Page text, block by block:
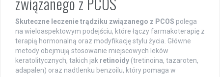
Skuteczne leczenie trądziku związanego z PCOS polega
na wieloaspektowym podejściu, które łączy farmakoterapię z
terapią hormonalną oraz modyfikację stylu życia. Główne
metody obejmują stosowanie miejscowych leków
keratolitycznych, takich jak retinoidy (tretinoina, tazaroten,
adapalen) oraz nadtlenku benzoilu, który pomaga w